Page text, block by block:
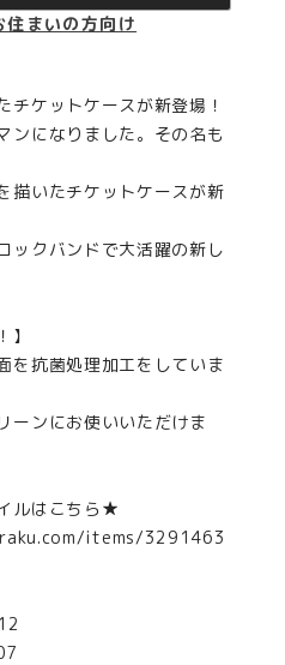
住まいの方向け
チケットケースが新登場！
ンになりました。その名も
描いたチケットケースが新
ックバンドで大活躍の新し
】
を抗菌処理加工をしていま
ーンにお使いいただけま
ルはこちら★
items/3291463